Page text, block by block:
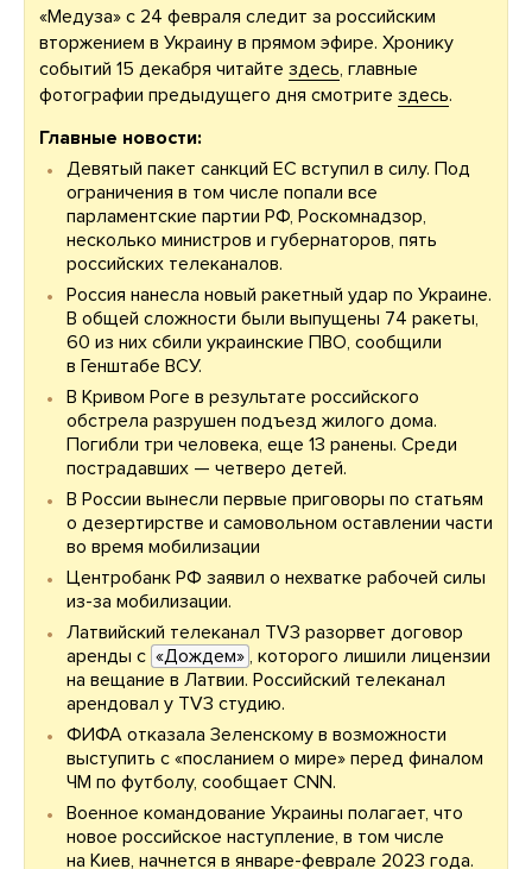
«Медуза» с 24 февраля следит за российским
вторжением в Украину в прямом эфире. Хронику
событий 15 декабря читайте здесь, главные
фотографии предыдущего дня смотрите здесь.
Главные новости:
Девятый пакет санкций ЕС вступил в силу. Под
ограничения в том числе попали все
парламентские партии РФ, Роскомнадзор,
несколько министров и губернаторов, пять
российских телеканалов.
Россия нанесла новый ракетный удар по Украине.
В общей сложности были выпущены 74 ракеты,
60 из них сбили украинские ПВО, сообщили
в Генштабе ВСУ.
В Кривом Роге в результате российского
обстрела разрушен подъезд жилого дома.
Погибли три человека, еще 13 ранены. Среди
пострадавших — четверо детей.
В России вынесли первые приговоры по статьям
о дезертирстве и самовольном оставлении части
во время мобилизации
Центробанк РФ заявил о нехватке рабочей силы
из-за мобилизации.
Латвийский телеканал TV3 разорвет договор
аренды с «Дождем» , которого лишили лицензии
на вещание в Латвии. Российский телеканал
арендовал у TV3 студию.
ФИФА отказала Зеленскому в возможности
выступить с «посланием о мире» перед финалом
ЧМ по футболу, сообщает СNN.
Военное командование Украины полагает, что
новое российское наступление, в том числе
на Киев, начнется в январе-феврале 2023 года.